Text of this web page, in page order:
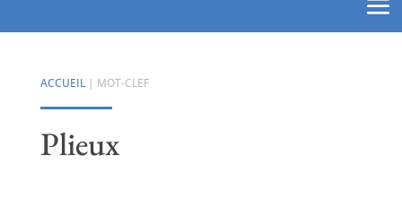
ACCUEIL| MOT-CLEF
Plieux